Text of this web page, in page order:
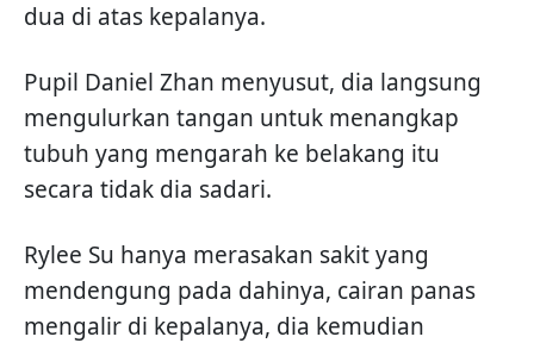
dua di atas kepalanya.
Pupil Daniel Zhan menyusut, dia langsung
mengulurkan tangan untuk menangkap
tubuh yang mengarah ke belakang itu
secara tidak dia sadari.
Rylee Su hanya merasakan sakit yang
mendengung pada dahinya, cairan panas
mengalir di kepalanya, dia kemudian